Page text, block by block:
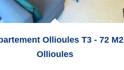
Ollioules T3 - 72 M2
Ollioules